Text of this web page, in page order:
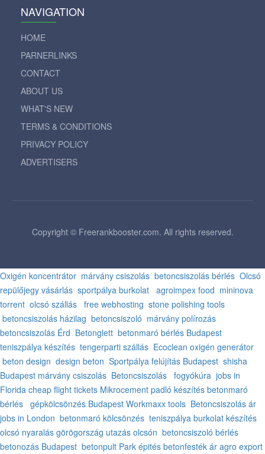
NAVIGATION
HOME
PARNERLINKS
CONTACT
ABOUT US
WHAT'S NEW
TERMS & CONDITIONS
PRIVACY POLICY
ADVERTISERS
Copyright © Freerankbooster.com. All rights reserved.
Oxigén koncentrátor márvány csiszolás betoncsiszolás bérlés Olcsó
repülőjegy vásárlás sportpálya burkolat agroimpex food mininova
torrent olcsó szállás free webhosting stone polishing tools
betoncsiszolás házilag betoncsiszoló márvány polírozás
betoncsiszolás Érd Betonglett betonmaró bérlés Budapest
teniszpálya készítés tengerparti szállás Ecoclean oxigén generátor
beton design design beton Sportpálya felújítás Budapest shisha
Budapest márvány csiszolás Betoncsiszolás fogyókúra jobs in
Florida cheap flight tickets Mikrocement padló készítés betonmaró
bérlés gépkölcsönzés Budapest Workmaxx tools Betoncsiszolás ár
jobs in London betonmaró kölcsönzés teniszpálya burkolat készítés
olcsó nyaralás görögország utazás olcsón betoncsiszoló bérlés
betonozás Budapest betonpult Park épités betonfesték ár agro export